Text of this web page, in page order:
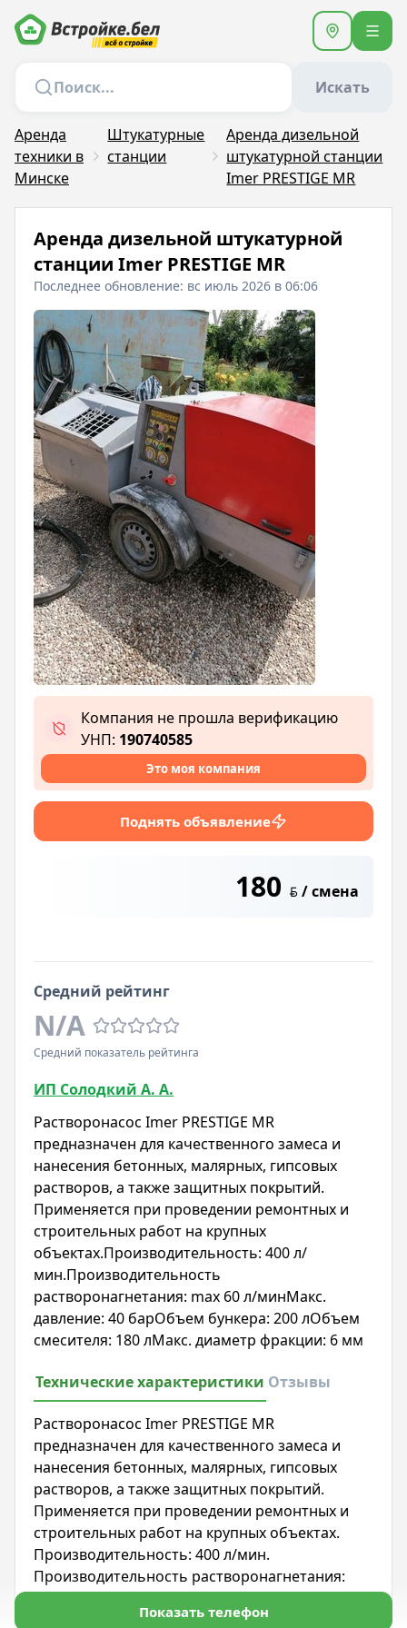
Искать
Аренда
техники в
Минске
Штукатурные
станции
Аренда дизельной
штукатурной станции
Imer PRESTIGE MR
Аренда дизельной штукатурной
станции Imer PRESTIGE MR
Последнее обновление: вс июль 2026 в 06:06
Показать телефон
ИП Солодкий А. А.
Растворонасос Imer PRESTIGE MR
предназначен для качественного замеса и
нанесения бетонных, малярных, гипсовых
растворов, а также защитных покрытий.
Применяется при проведении ремонтных и
строительных работ на крупных
объектах.Производительность: 400 л/
мин.Производительность
растворонагнетания: max 60 л/минМакс.
давление: 40 барОбъем бункера: 200 лОбъем
смесителя: 180 лМакс. диаметр фракции: 6 мм
Технические характеристики Отзывы
Растворонасос Imer PRESTIGE MR
предназначен для качественного замеса и
нанесения бетонных, малярных, гипсовых
растворов, а также защитных покрытий.
Применяется при проведении ремонтных и
строительных работ на крупных объектах.
Производительность: 400 л/мин.
Производительность растворонагнетания:
max 6...
Компания не прошла верификацию
УНП: 190740585
Это моя компания
Поднять объявление
180 BYN / смена
Средний рейтинг
N/A
Средний показатель рейтинга